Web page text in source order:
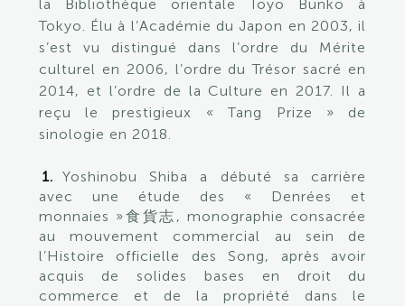
la Bibliothèque orientale Tōyō Bunko à
Tokyo. Élu à l’Académie du Japon en 2003, il
s’est vu distingué dans l’ordre du Mérite
culturel en 2006, l’ordre du Trésor sacré en
2014, et l’ordre de la Culture en 2017. Il a
reçu le prestigieux « Tang Prize » de
sinologie en 2018.
Yoshinobu Shiba a débuté sa carrière
avec une étude des « Denrées et
monnaies »食貨志, monographie consacrée
au mouvement commercial au sein de
l’Histoire officielle des Song, après avoir
acquis de solides bases en droit du
commerce et de la propriété dans le